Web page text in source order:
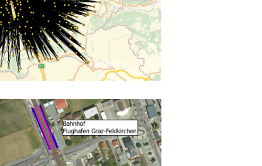
CAFT
PLANUM FALLAST &
PARTNER WÜNSCHT
FROHE OSTERT...